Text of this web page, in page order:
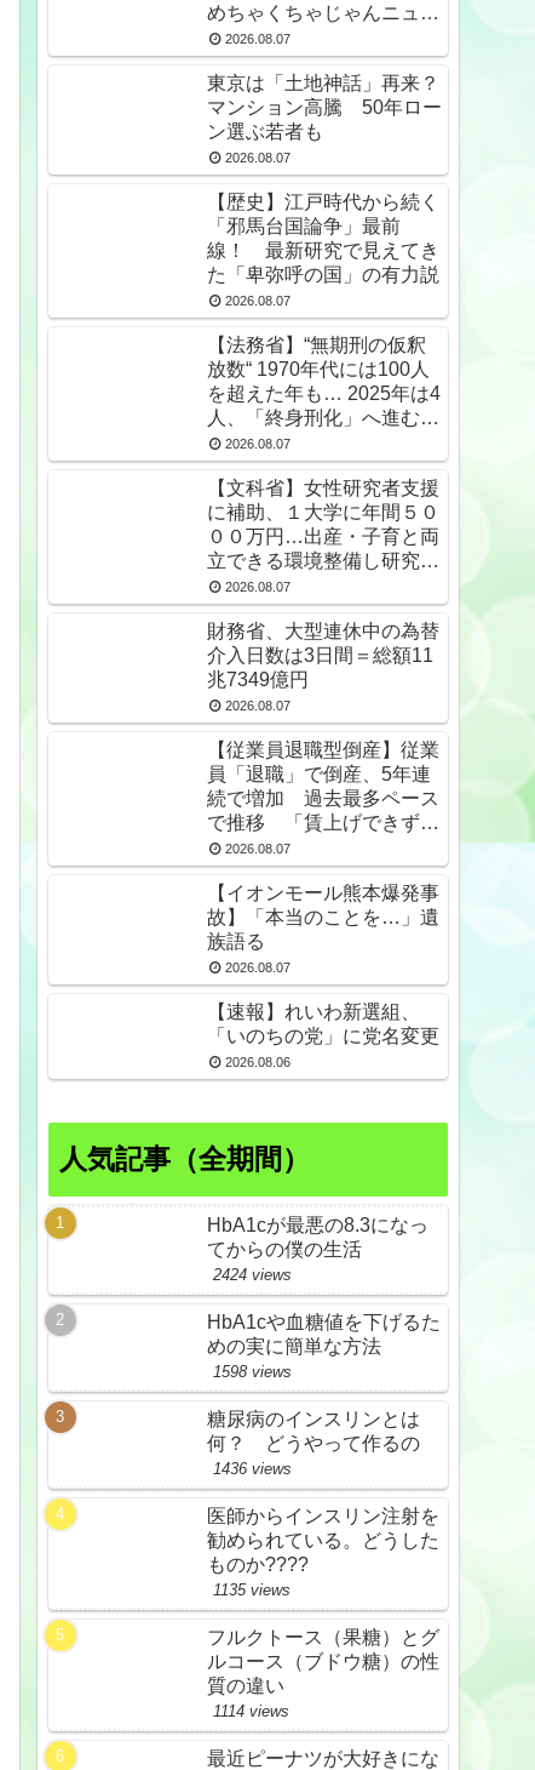
めちゃくちゃじゃんニュー
スdeプロテスト
2026.08.07
東京は「土地神話」再来？
マンション高騰 50年ロー
ン選ぶ若者も
2026.08.07
【歴史】江戸時代から続く
「邪馬台国論争」最前
線！ 最新研究で見えてき
た「卑弥呼の国」の有力説
2026.08.07
【法務省】“無期刑の仮釈
放数“ 1970年代には100人
を超えた年も… 2025年は4
人、「終身刑化」へ進む
無期受刑者は24年末で
1650人★2
2026.08.07
【文科省】女性研究者支援
に補助、１大学に年間５０
００万円…出産・子育と両
立できる環境整備し研究力
底上げ
2026.08.07
財務省、大型連休中の為替
介入日数は3日間＝総額11
兆7349億円
2026.08.07
【従業員退職型倒産】従業
員「退職」で倒産、5年連
続で増加 過去最多ペース
で推移 「賃上げできず」
倒産も発生
2026.08.07
【イオンモール熊本爆発事
故】「本当のことを…」遺
族語る
2026.08.07
【速報】れいわ新選組、
「いのちの党」に党名変更
2026.08.06
人気記事（全期間）
HbA1cが最悪の8.3になっ
てからの僕の生活
2424 views
HbA1cや血糖値を下げるた
めの実に簡単な方法
1598 views
糖尿病のインスリンとは
何？ どうやって作るの
1436 views
医師からインスリン注射を
勧められている。どうした
ものか????
1135 views
フルクトース（果糖）とグ
ルコース（ブドウ糖）の性
質の違い
1114 views
最近ピーナツが大好きにな